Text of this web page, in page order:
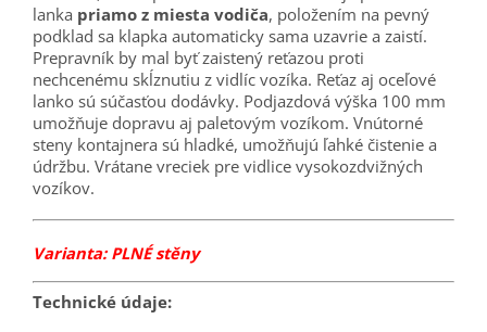
lanka priamo z miesta vodiča, položením na pevný
podklad sa klapka automaticky sama uzavrie a zaistí.
Prepravník by mal byť zaistený reťazou proti
nechcenému skĺznutiu z vidlíc vozíka. Reťaz aj oceľové
lanko sú súčasťou dodávky. Podjazdová výška 100 mm
umožňuje dopravu aj paletovým vozíkom. Vnútorné
steny kontajnera sú hladké, umožňujú ľahké čistenie a
údržbu. Vrátane vreciek pre vidlice vysokozdvižných
vozíkov.
Varianta: PLNÉ stěny
Technické údaje: